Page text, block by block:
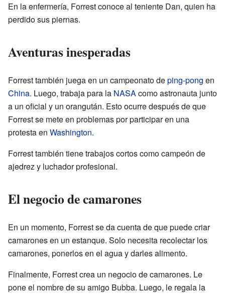
En la enfermería, Forrest conoce al teniente Dan, quien ha
perdido sus piernas.
Aventuras inesperadas
Forrest también juega en un campeonato deping-pong en
China. Luego, trabaja para la NASAcomo astronauta junto
a un oficial y un orangután. Esto ocurre después de que
Forrest se mete en problemas por participar en una
protesta en Washington.
Forrest también tiene trabajos cortos como campeón de
ajedrez y luchador profesional.
El negocio de camarones
En un momento, Forrest se da cuenta de que puede criar
camarones en un estanque. Solo necesita recolectar los
camarones, ponerlos en el agua y darles alimento.
Finalmente, Forrest crea un negocio de camarones. Le
pone el nombre de su amigo Bubba. Luego, le regala la